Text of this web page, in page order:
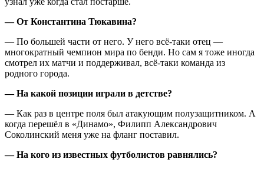
— От Константина Тюкавина?
— По большей части от него. У него всё-таки отец —
многократный чемпион мира по бенди. Но сам я тоже иногда
смотрел их матчи и поддерживал, всё-таки команда из
родного города.
— На какой позиции играли в детстве?
— Как раз в центре поля был атакующим полузащитником. А
когда перешёл в «Динамо», Филипп Александрович
Соколинский меня уже на фланг поставил.
— На кого из известных футболистов равнялись?